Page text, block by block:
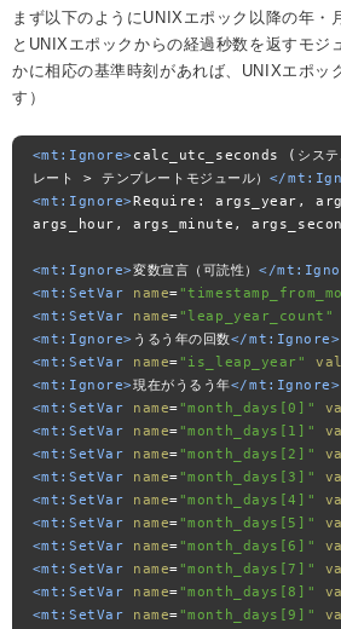
まず以下のようにUNIXエポック以降の年・
とUNIXエポックからの経過秒数を返すモジ
かに相応の基準時刻があれば、UNIXエポッ
す）
<mt:Ignore>calc_utc_seconds (システ
レート > テンプレートモジュール） </
<mt:Ignore>Require: args_year,
args_hour, args_minute,
<mt:Ignore>変数宣言（可読性） </
<mt:SetVar
name=
<mt:SetVar
name= "leap_year_count"
<mt:Ignore> うるう年の回数</mt:Ignore>
<mt:SetVar
name= "is_leap_year"
<mt:Ignore>現在がうるう年</mt:Ignore>
<mt:SetVar
name= "month_days[0]"
<mt:SetVar
name= "month_days[1]"
<mt:SetVar
name= "month_days[2]"
<mt:SetVar
name= "month_days[3]"
<mt:SetVar
name= "month_days[4]"
<mt:SetVar
name= "month_days[5]"
<mt:SetVar
name= "month_days[6]"
<mt:SetVar
name= "month_days[7]"
<mt:SetVar
name= "month_days[8]"
<mt:SetVar
name= "month_days[9]"